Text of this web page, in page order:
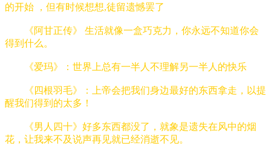
的开始 ，但有时候想想,徒留遗憾罢了
《阿甘正传》 生活就像一盒巧克力，你永远不知道你会
得到什么。
《爱玛》：世界上总有一半人不理解另一半人的快乐
《四根羽毛》：上帝会把我们身边最好的东西拿走，以提
醒我们得到的太多！
《男人四十》好多东西都没了，就象是遗失在风中的烟
花，让我来不及说声再见就已经消逝不见。